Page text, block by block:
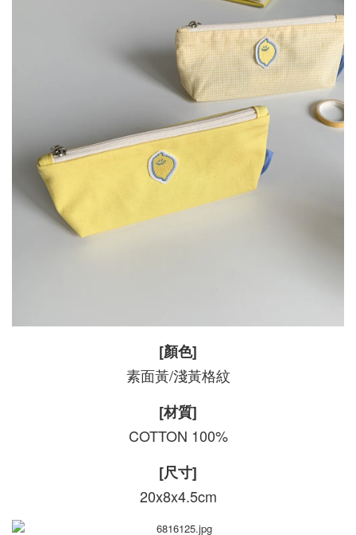
[顏色]
素面黃/淺黃格紋
[材質]
COTTON 100%
[尺寸]
20x8x4.5cm